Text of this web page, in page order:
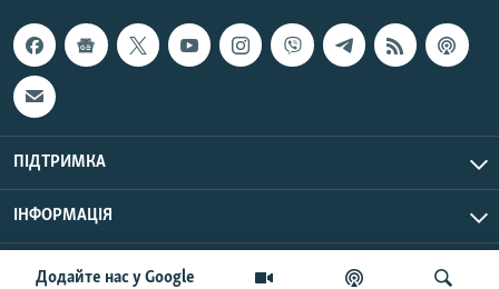
Додайте нас у Google
ПІДТРИМКА
ІНФОРМАЦІЯ
© Радіо Свобода, 2026 | Усі права застережено.
UTC+3